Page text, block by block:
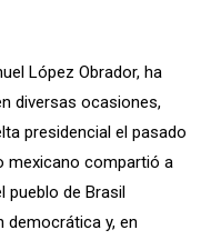
López Obrador, ha
diversas ocasiones,
presidencial el pasado
mexicano compartió a
pueblo de Brasil
democrática y, en